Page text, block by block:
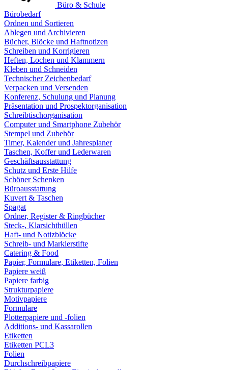
Büro & Schule
Bürobedarf
Ordnen und Sortieren
Ablegen und Archivieren
Bücher, Blöcke und Haftnotizen
Schreiben und Korrigieren
Heften, Lochen und Klammern
Kleben und Schneiden
Technischer Zeichenbedarf
Verpacken und Versenden
Konferenz, Schulung und Planung
Präsentation und Prospektorganisation
Schreibtischorganisation
Computer und Smartphone Zubehör
Stempel und Zubehör
Timer, Kalender und Jahresplaner
Taschen, Koffer und Lederwaren
Geschäftsausstattung
Schutz und Erste Hilfe
Schöner Schenken
Büroausstattung
Kuvert & Taschen
Spagat
Ordner, Register & Ringbücher
Steck-, Klarsichthüllen
Haft- und Notizblöcke
Schreib- und Markierstifte
Catering & Food
Papier, Formulare, Etiketten, Folien
Papiere weiß
Papiere farbig
Strukturpapiere
Motivpapiere
Formulare
Plotterpapiere und -folien
Additions- und Kassarollen
Etiketten
Etiketten PCL3
Folien
Durchschreibpapiere